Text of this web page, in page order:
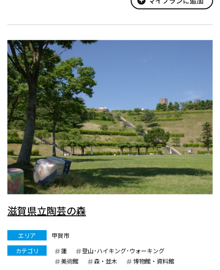
滋賀県立陶芸の森
エリア
甲賀市
カテゴリ
蓮
登山･ハイキング･ウォーキング
美術館
森・並木 博物館・資料館